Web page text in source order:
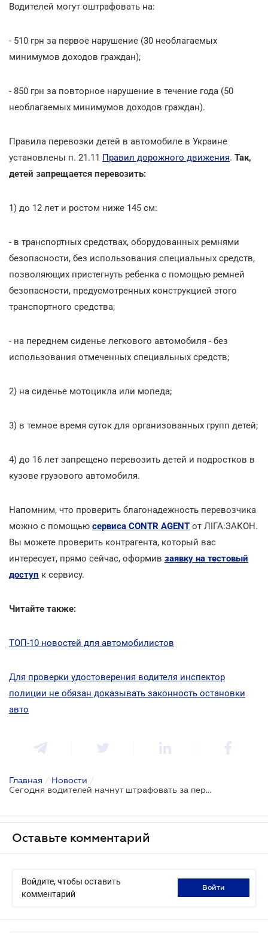
Водителей могут оштрафовать на:
- 510 грн за первое нарушение (30 необлагаемых
минимумов доходов граждан);
- 850 грн за повторное нарушение в течение года (50
необлагаемых минимумов доходов граждан).
Правила перевозки детей в автомобиле в Украине
установлены п. 21.11 Правил дорожного движения. Так,
детей запрещается перевозить:
1) до 12 лет и ростом ниже 145 см:
- в транспортных средствах, оборудованных ремнями
безопасности, без использования специальных средств,
позволяющих пристегнуть ребенка с помощью ремней
безопасности, предусмотренных конструкцией этого
транспортного средства;
- на переднем сиденье легкового автомобиля - без
использования отмеченных специальных средств;
2) на сиденье мотоцикла или мопеда;
3) в темное время суток для организованных групп детей;
4) до 16 лет запрещено перевозить детей и подростков в
кузове грузового автомобиля.
Напомним, что проверить благонадежность перевозчика
можно с помощью сервиса CONTR AGENT от ЛІГА:ЗАКОН.
Вы можете проверить контрагента, который вас
интересует, прямо сейчас, оформив заявку на тестовый
доступ к сервису.
Читайте также:
ТОП-10 новостей для автомобилистов
Для проверки удостоверения водителя инспектор
полиции не обязан доказывать законность остановки
авто
Главная / Новости /
Сегодня водителей начнут штрафовать за перевозку детей без автокресла
Оставьте комментарий
Войдите, чтобы оставить
комментарий
войти